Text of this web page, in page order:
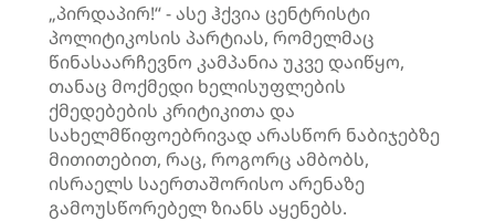
„პირდაპირ!“ - ასე ჰქვია ცენტრისტი
პოლიტიკოსის პარტიას, რომელმაც
წინასაარჩევნო კამპანია უკვე დაიწყო,
თანაც მოქმედი ხელისუფლების
ქმედებების კრიტიკითა და
სახელმწიფოებრივად არასწორ ნაბიჯებზე
მითითებით, რაც, როგორც ამბობს,
ისრაელს საერთაშორისო არენაზე
გამოუსწორებელ ზიანს აყენებს.